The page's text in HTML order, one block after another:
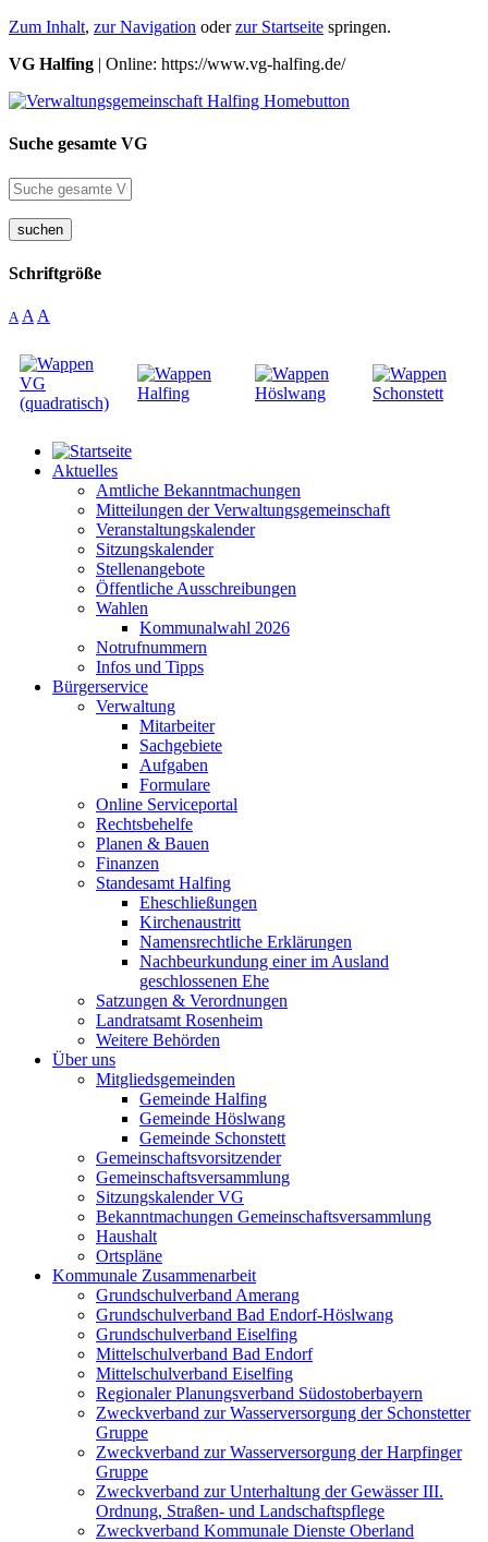
Zum Inhalt, zur Navigation oderzur Startseite springen.
VG Halfing | Online: https://www.vg-halfing.de/
Suche gesamte VG
suchen
Schriftgröße
A A A
Aktuelles
Amtliche Bekanntmachungen
Mitteilungen der Verwaltungsgemeinschaft
Veranstaltungskalender
Sitzungskalender
Stellenangebote
Öffentliche Ausschreibungen
Wahlen
Kommunalwahl 2026
Notrufnummern
Infos und Tipps
Bürgerservice
Verwaltung
Mitarbeiter
Sachgebiete
Aufgaben
Formulare
Online Serviceportal
Rechtsbehelfe
Planen & Bauen
Finanzen
Standesamt Halfing
Eheschließungen
Kirchenaustritt
Namensrechtliche Erklärungen
Nachbeurkundung einer im Ausland
geschlossenen Ehe
Satzungen & Verordnungen
Landratsamt Rosenheim
Weitere Behörden
Über uns
Mitgliedsgemeinden
Gemeinde Halfing
Gemeinde Höslwang
Gemeinde Schonstett
Gemeinschaftsvorsitzender
Gemeinschaftsversammlung
Sitzungskalender VG
Bekanntmachungen Gemeinschaftsversammlung
Haushalt
Ortspläne
Kommunale Zusammenarbeit
Grundschulverband Amerang
Grundschulverband Bad Endorf-Höslwang
Grundschulverband Eiselfing
Mittelschulverband Bad Endorf
Mittelschulverband Eiselfing
Regionaler Planungsverband Südostoberbayern
Zweckverband zur Wasserversorgung der Schonstetter
Gruppe
Zweckverband zur Wasserversorgung der Harpfinger
Gruppe
Zweckverband zur Unterhaltung der Gewässer III.
Ordnung, Straßen- und Landschaftspflege
Zweckverband Kommunale Dienste Oberland